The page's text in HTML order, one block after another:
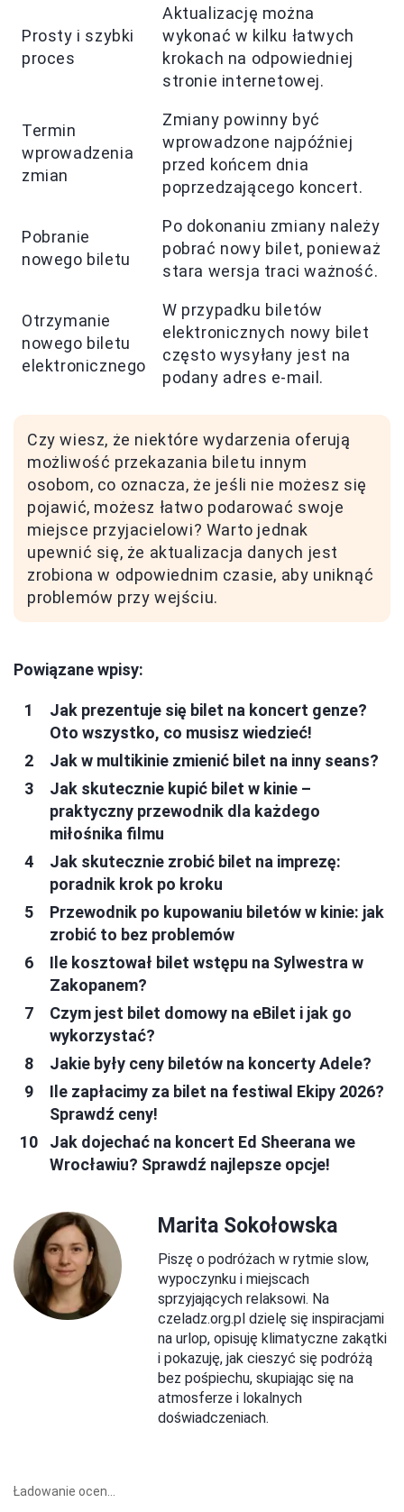
Prosty i szybki
proces
Aktualizację można
wykonać w kilku łatwych
krokach na odpowiedniej
stronie internetowej.
Termin
wprowadzenia
zmian
Zmiany powinny być
wprowadzone najpóźniej
przed końcem dnia
poprzedzającego koncert.
Pobranie
nowego biletu
Po dokonaniu zmiany należy
pobrać nowy bilet, ponieważ
stara wersja traci ważność.
Otrzymanie
nowego biletu
elektronicznego
W przypadku biletów
elektronicznych nowy bilet
często wysyłany jest na
podany adres e-mail.
Czy wiesz, że niektóre wydarzenia oferują
możliwość przekazania biletu innym
osobom, co oznacza, że jeśli nie możesz się
pojawić, możesz łatwo podarować swoje
miejsce przyjacielowi? Warto jednak
upewnić się, że aktualizacja danych jest
zrobiona w odpowiednim czasie, aby uniknąć
problemów przy wejściu.
Powiązane wpisy:
Jak prezentuje się bilet na koncert genze?
Oto wszystko, co musisz wiedzieć!
Jak w multikinie zmienić bilet na inny seans?
Jak skutecznie kupić bilet w kinie –
praktyczny przewodnik dla każdego
miłośnika filmu
Jak skutecznie zrobić bilet na imprezę:
poradnik krok po kroku
Przewodnik po kupowaniu biletów w kinie: jak
zrobić to bez problemów
Ile kosztował bilet wstępu na Sylwestra w
Zakopanem?
Czym jest bilet domowy na eBilet i jak go
wykorzystać?
Jakie były ceny biletów na koncerty Adele?
Ile zapłacimy za bilet na festiwal Ekipy 2026?
Sprawdź ceny!
Jak dojechać na koncert Ed Sheerana we
Wrocławiu? Sprawdź najlepsze opcje!
Marita Sokołowska
Piszę o podróżach w rytmie slow,
wypoczynku i miejscach
sprzyjających relaksowi. Na
czeladz.org.pl dzielę się inspiracjami
na urlop, opisuję klimatyczne zakątki
i pokazuję, jak cieszyć się podróżą
bez pośpiechu, skupiając się na
atmosferze i lokalnych
doświadczeniach.
Ładowanie ocen...